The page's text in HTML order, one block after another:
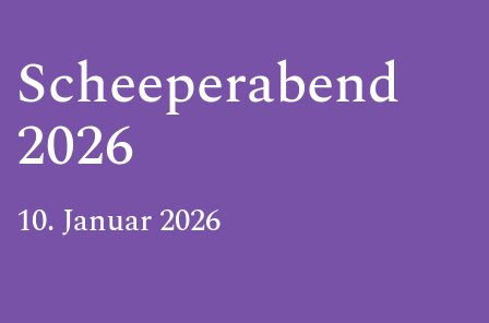
Scheeperabend
2026
10. Januar 2026